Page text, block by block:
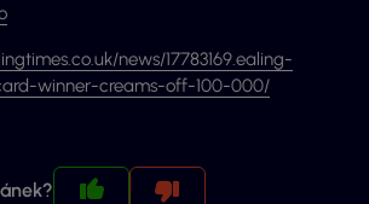
news/17783169.ealing-
winner-creams-off-100-000/